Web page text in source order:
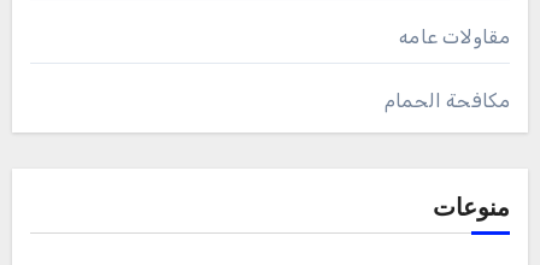
مقاولات عامه
مكافحة الحمام
منوعات